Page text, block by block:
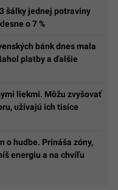
šálky jednej potraviny
o 7 %
bánk dnes mala
platby a ďalšie
liekmi. Môžu zvyšovať
užívajú ich tisíce
o hudbe. Prináša zóny,
energiu a na chvíľu